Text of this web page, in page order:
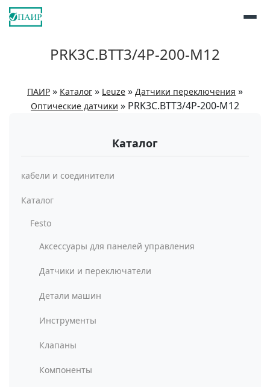
PRK3C.BTT3/4P-200-M12
ПАИР » Каталог » Leuze » Датчики переключения »
Оптические датчики » PRK3C.BTT3/4P-200-M12
Каталог
кабели и соединители
Каталог
Festo
Аксессуары для панелей управления
Датчики и переключатели
Детали машин
Инструменты
Клапаны
Компоненты